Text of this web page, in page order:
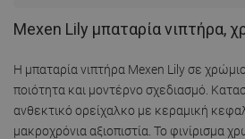
Mexen Lily μπαταρία νιπτήρα,
Η μπαταρία νιπτήρα Mexen Lily σε
ποιότητα και μοντέρνο σχεδιασμό.
ανθεκτικό ορείχαλκο με κεραμική
μακροχρόνια αξιοπιστία. Το φινίρισμα